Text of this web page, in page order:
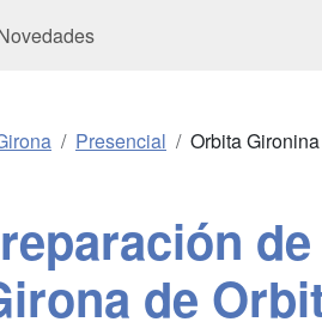
Presencial Orbita Gironina
de